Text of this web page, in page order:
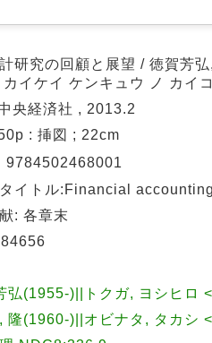
研究の回顧と展望 / 徳賀芳
イケイ ケンキュウ ノ カイ
央経済社 , 2013.2
: 挿図 ; 22cm
9784502468001
イトル:Financial accounting
: 各章末
弘(1955-)||トクガ, ヨシヒロ
隆(1960-)||オビナタ, タカシ